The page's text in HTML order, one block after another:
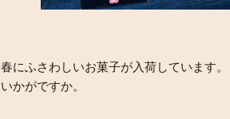
春にふさわしいお菓子が入荷しています。
いかがですか。